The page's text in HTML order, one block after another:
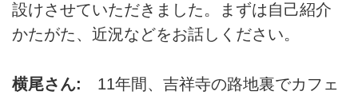
設けさせていただきました。まずは自己紹介
かたがた、近況などをお話しください。
横尾さん: 11年間、吉祥寺の路地裏でカフェ